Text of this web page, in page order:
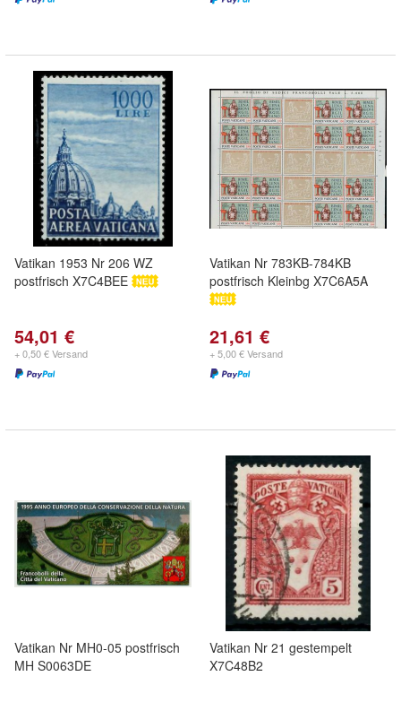
Vatikan 1953 Nr 206 WZ
postfrisch X7C4BEE
54,01 €
+ 0,50 € Versand
Vatikan Nr 783KB-784KB
postfrisch Kleinbg X7C6A5A
21,61 €
+ 5,00 € Versand
Vatikan Nr MH0-05 postfrisch
MH S0063DE
Vatikan Nr 21 gestempelt
X7C48B2